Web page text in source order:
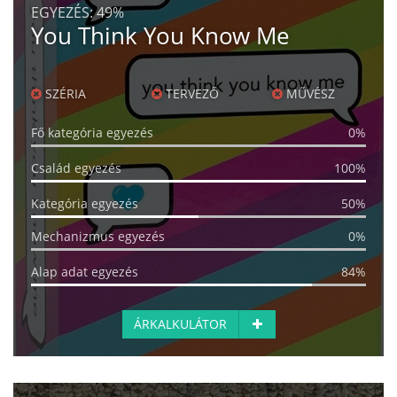
EGYEZÉS:49%
You Think You Know Me
SZÉRIA TERVEZŐ MŰVÉSZ
Fő kategória egyezés 0%
Család egyezés 100%
Kategória egyezés
50%
Mechanizmus egyezés
0%
Alap adat egyezés 84%
ÁRKALKULÁTOR